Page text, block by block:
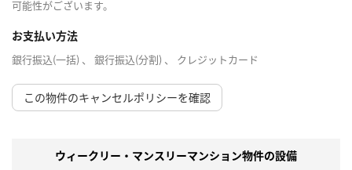
可能性がございます。
お支払い方法
銀行振込(一括) 、 銀行振込(分割) 、 クレジットカード
この物件のキャンセルポリシーを確認
ウィークリー・マンスリーマンション物件の設備